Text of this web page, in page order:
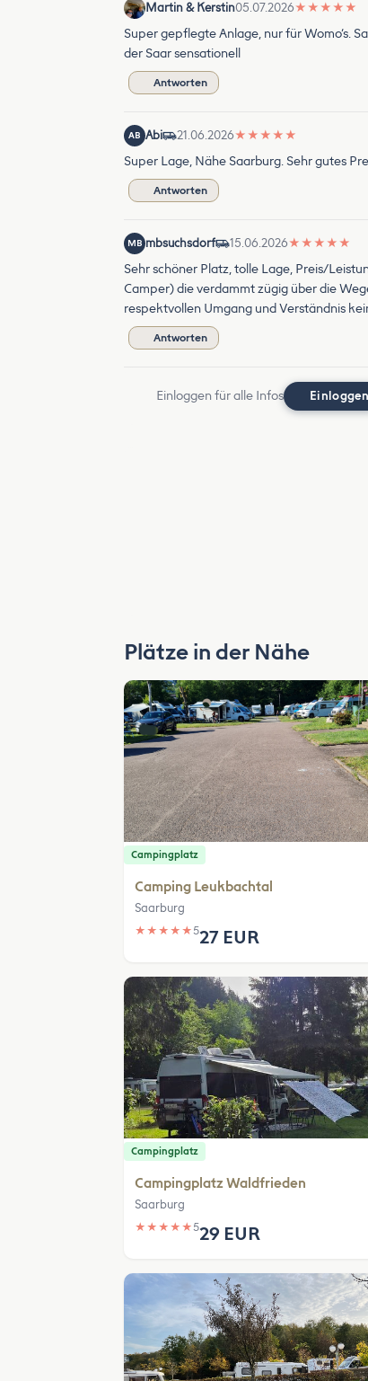
Martin & Kerstin05.07.2026★ ★ ★ ★ ★
Super gepflegte Anlage, nur für Womo‘s.
der Saar sensationell
Antworten
AB Abi 21.06.2026★ ★ ★ ★ ★
Super Lage, Nähe Saarburg. Sehr gutes
Antworten
MB mbsuchsdorf 15.06.2026★ ★ ★ ★ ★
Sehr schöner Platz, tolle Lage, Preis/
Camper) die verdammt zügig über die
respektvollen Umgang und Verständnis
Antworten
Einloggen für alle Infos Einloggen
Plätze in der Nähe
Campingplatz
Camping Leukbachtal
Saarburg
★ ★ ★ ★ ★527 EUR
Campingplatz
Campingplatz Waldfrieden
Saarburg
★ ★ ★ ★ ★529 EUR